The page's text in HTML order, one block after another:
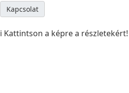
Kapcsolat
ℹ️ Kattintson a képre a részletekért!